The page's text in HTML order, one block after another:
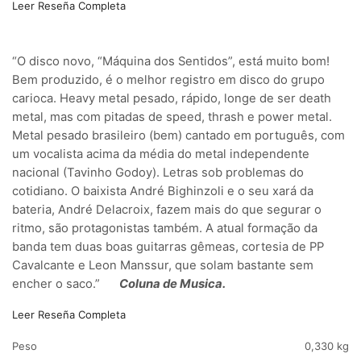
Leer Reseña Completa
“O disco novo, “Máquina dos Sentidos”, está muito bom!
Bem produzido, é o melhor registro em disco do grupo
carioca. Heavy metal pesado, rápido, longe de ser death
metal, mas com pitadas de speed, thrash e power metal.
Metal pesado brasileiro (bem) cantado em português, com
um vocalista acima da média do metal independente
nacional (Tavinho Godoy). Letras sob problemas do
cotidiano. O baixista André Bighinzoli e o seu xará da
bateria, André Delacroix, fazem mais do que segurar o
ritmo, são protagonistas também. A atual formação da
banda tem duas boas guitarras gêmeas, cortesia de PP
Cavalcante e Leon Manssur, que solam bastante sem
encher o saco.” Coluna de Musica.
Leer Reseña Completa
Peso 0,330 kg